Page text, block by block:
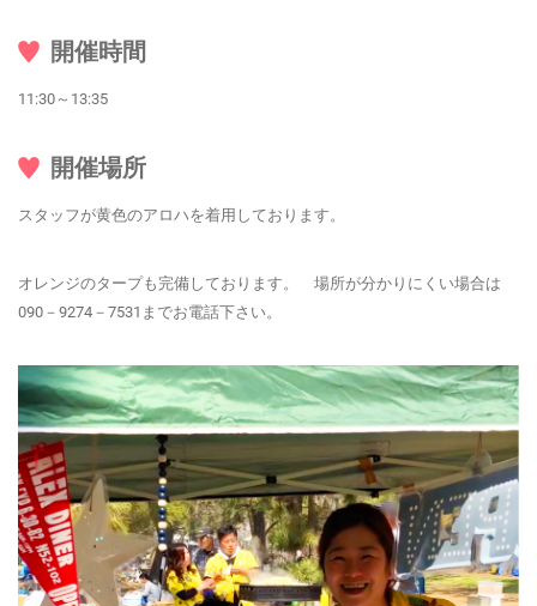
開催時間
11:30～13:35
開催場所
スタッフが黄色のアロハを着用しております。
オレンジのタープも完備しております。 場所が分かりにくい場合は
090－9274－7531までお電話下さい。